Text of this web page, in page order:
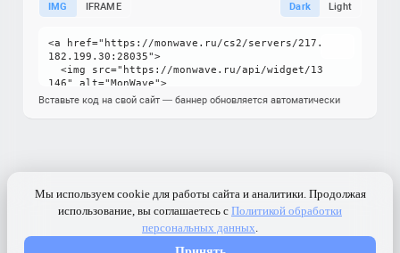
IMG IFRAME Dark Light
Вставьте код на свой сайт — баннер обновляется автоматически